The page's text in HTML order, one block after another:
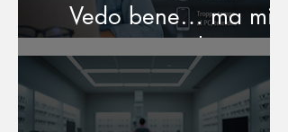
Vedo bene… ma mi
stanco subito